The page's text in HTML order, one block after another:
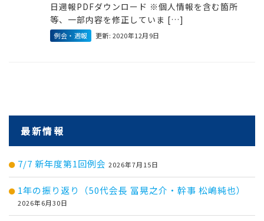
日週報PDFダウンロード ※個人情報を含む箇所
等、一部内容を修正していま […]
例会・週報 更新: 2020年12月9日
最新情報
7/7 新年度第1回例会 2026年7月15日
1年の振り返り（50代会長 冨晃之介・幹事 松嶋純也）
2026年6月30日